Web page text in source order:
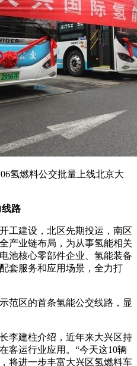
氢燃料公交批量上线北京大
路
工建设，北区先期投运，南区
产业链布局，为从事氢能相关
池核心零部件企业、氢能装备
套服务和应用场景，全力打
范区的首条氢能公交线路，显
李建柱介绍，近年来大兴区持
客运行业应用。“今天这10辆
将进一步丰富大兴区氢燃料车